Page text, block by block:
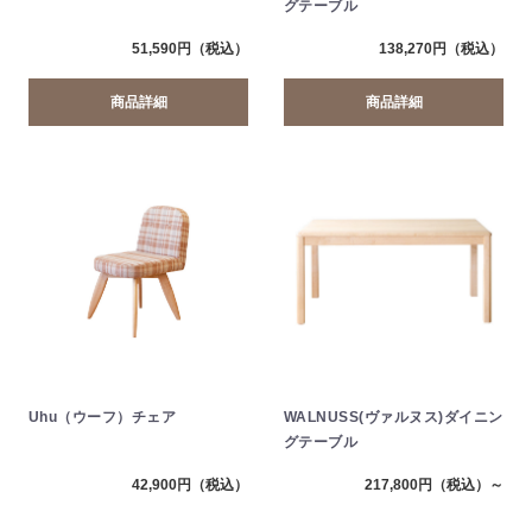
51,590円（税込）
商品詳細
グテーブル
138,270円（税込）
商品詳細
Uhu（ウーフ）チェア
42,900円（税込）
WALNUSS(ヴァルヌス)ダイニン
グテーブル
217,800円（税込）～